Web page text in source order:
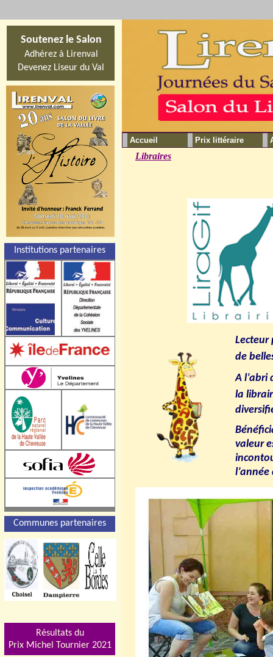
Libraires
Lecteur
de
A l’abri
la
valeur
Accueil Prix littéraire
Soutenez le Salon
Adhérez à Lirenval
Devenez Liseur du Val
Institutions partenaires
Communes partenaires
Résultats du
Prix Michel Tournier 2021